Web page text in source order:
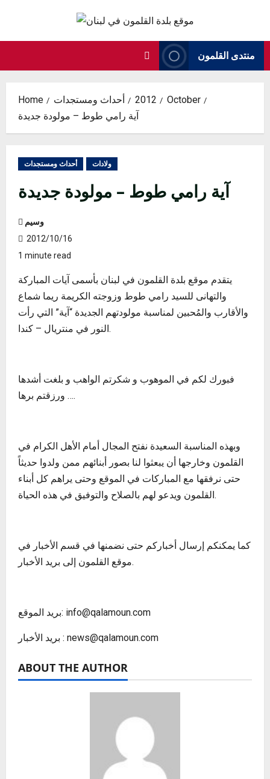
content
منتدى القلمون
Home أحداث ومستجدات 2012
October
آية رامي طوط – مولودة جديدة
أحداث ومستجدات ولادات
آية رامي طوط – مولودة جديدة
وسيم
2012/10/16
1 minute read
يتقدم موقع بلدة القلمون في لبنان بأسمى آيات المباركة
والتهانى للسيد رامي طوط وزوجته الكريمة ريما شماع
والأقارب والمُحبين لمناسبة مولودتهم الجديدة “آية” التي رأت
النور في منتريال – كندا.
فبورك لكم في الموهوب و شكرتم الواهب و بلغت أشدها
ورزقتم برها ….
وبهذه المناسبة السعيدة نفتح المجال أمام الأهل الكرام في
القلمون وخارجها أن يبعثوا لنا بصور أبنائهم ممن ولدوا حديثاً
حتى نرفقها مع المباركات في الموقع وحتى يراهم كل أبناء
القلمون ويدعو لهم بالصلاح والتوفيق في هذه الحياة.
كما يمكنكم إرسال أخباركم حتى نضمنها في قسم الأخبار في
موقع القلمون إلى بريد الأخبار.
بريد الموقع: info@qalamoun.com
بريد الأخبار : news@qalamoun.com
ABOUT THE AUTHOR